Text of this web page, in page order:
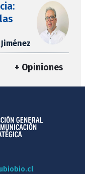
+ Opiniones